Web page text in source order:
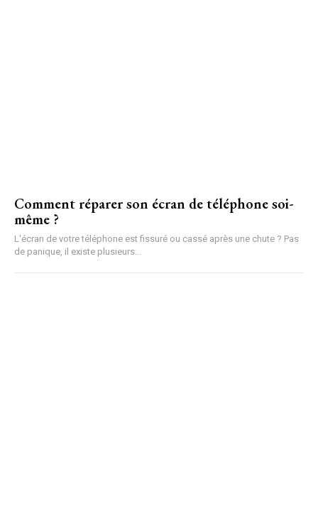
Comment réparer son écran de téléphone soi-
même ?
L'écran de votre téléphone est fissuré ou cassé après une chute ? Pas
de panique, il existe plusieurs...